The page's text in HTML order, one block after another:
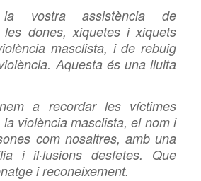
vostra assistència de
les dones, xiquetes i xiquets
masclista, i de rebuig
Aquesta és una lluita
a recordar les víctimes
violència masclista, el nom i
com nosaltres, amb una
i il·lusions desfetes. Que
i reconeixement.